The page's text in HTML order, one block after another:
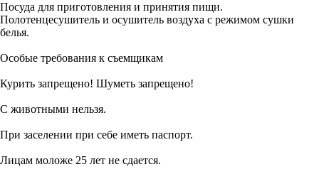
Посуда для приготовления и принятия пищи.
Полотенцесушитель и осушитель воздуха с режимом сушки
белья.
Особые требования к съемщикам
Курить запрещено! Шуметь запрещено!
С животными нельзя.
При заселении при себе иметь паспорт.
Лицам моложе 25 лет не сдается.